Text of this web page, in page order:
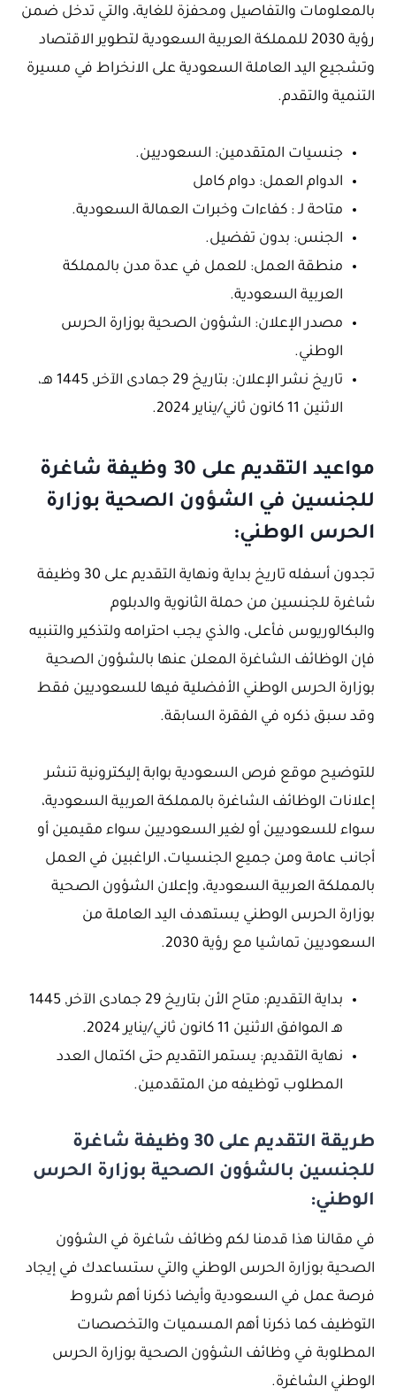
بالمعلومات والتفاصيل ومحفزة للغاية، والتي تدخل ضمن
رؤية 2030 للمملكة العربية السعودية لتطوير الاقتصاد
وتشجيع اليد العاملة السعودية على الانخراط في مسيرة
التنمية والتقدم.
جنسيات المتقدمين: السعوديين.
الدوام العمل: دوام كامل
متاحة لـ : كفاءات وخبرات العمالة السعودية.
الجنس: بدون تفضيل.
منطقة العمل: للعمل في عدة مدن بالمملكة
العربية السعودية.
مصدر الإعلان: الشؤون الصحية بوزارة الحرس
الوطني.
تاريخ نشر الإعلان: بتاريخ 29 جمادى الآخر, 1445 هـ،
الاثنين 11 كانون ثاني/يناير 2024.
مواعيد التقديم على 30 وظيفة شاغرة
للجنسين في الشؤون الصحية بوزارة
الحرس الوطني:
تجدون أسفله تاريخ بداية ونهاية التقديم على 30 وظيفة
شاغرة للجنسين من حملة الثانوية والدبلوم
والبكالوريوس فأعلى، والذي يجب احترامه ولتذكير والتنبيه
فإن الوظائف الشاغرة المعلن عنها بالشؤون الصحية
بوزارة الحرس الوطني الأفضلية فيها للسعوديين فقط
وقد سبق ذكره في الفقرة السابقة.
للتوضيح موقع فرص السعودية بوابة إليكترونية تنشر
إعلانات الوظائف الشاغرة بالمملكة العربية السعودية،
سواء للسعوديين أو لغير السعوديين سواء مقيمين أو
أجانب عامة ومن جميع الجنسيات، الراغبين في العمل
بالمملكة العربية السعودية، وإعلان الشؤون الصحية
بوزارة الحرس الوطني يستهدف اليد العاملة من
السعوديين تماشيا مع رؤية 2030.
بداية التقديم: متاح الأن بتاريخ 29 جمادى الآخر, 1445
هـ الموافق الاثنين 11 كانون ثاني/يناير 2024.
نهاية التقديم: يستمر التقديم حتى اكتمال العدد
المطلوب توظيفه من المتقدمين.
طريقة التقديم على 30 وظيفة شاغرة
للجنسين بالشؤون الصحية بوزارة الحرس
الوطني:
في مقالنا هذا قدمنا لكم وظائف شاغرة في الشؤون
الصحية بوزارة الحرس الوطني والتي ستساعدك في إيجاد
فرصة عمل في السعودية وأيضا ذكرنا أهم شروط
التوظيف كما ذكرنا أهم المسميات والتخصصات
المطلوبة في وظائف الشؤون الصحية بوزارة الحرس
الوطني الشاغرة.